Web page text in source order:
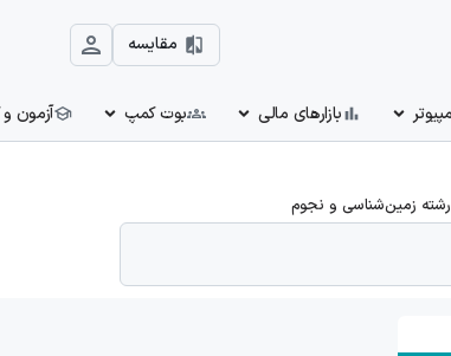
مقایسه
بازارهای مالی بوت کمپ آزمون و
رشته زمین‌شناسی و نجوم